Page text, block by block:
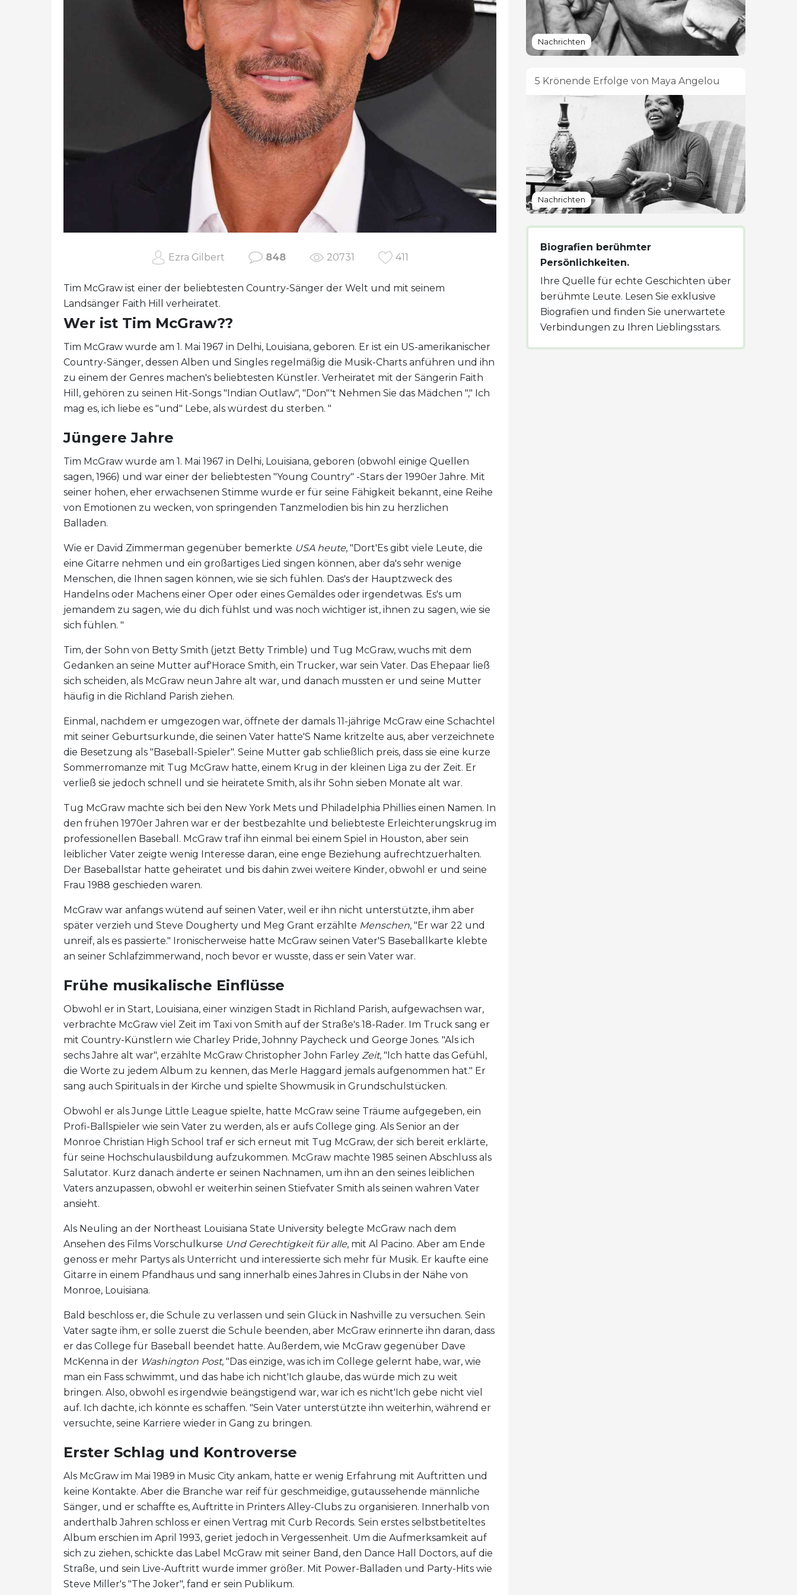
Ezra Gilbert 848 20731 411
Tim McGraw ist einer der beliebtesten Country-Sänger der Welt und mit seinem
Landsänger Faith Hill verheiratet.
Wer ist Tim McGraw??
Tim McGraw wurde am 1. Mai 1967 in Delhi, Louisiana, geboren. Er ist ein US-amerikanischer
Country-Sänger, dessen Alben und Singles regelmäßig die Musik-Charts anführen und ihn
zu einem der Genres machen's beliebtesten Künstler. Verheiratet mit der Sängerin Faith
Hill, gehören zu seinen Hit-Songs "Indian Outlaw", "Don"'t Nehmen Sie das Mädchen "," Ich
mag es, ich liebe es "und" Lebe, als würdest du sterben. "
Jüngere Jahre
Tim McGraw wurde am 1. Mai 1967 in Delhi, Louisiana, geboren (obwohl einige Quellen
sagen, 1966) und war einer der beliebtesten "Young Country" -Stars der 1990er Jahre. Mit
seiner hohen, eher erwachsenen Stimme wurde er für seine Fähigkeit bekannt, eine Reihe
von Emotionen zu wecken, von springenden Tanzmelodien bis hin zu herzlichen
Balladen.
Wie er David Zimmerman gegenüber bemerkte USA heute, "Dort'Es gibt viele Leute, die
eine Gitarre nehmen und ein großartiges Lied singen können, aber da's sehr wenige
Menschen, die Ihnen sagen können, wie sie sich fühlen. Das's der Hauptzweck des
Handelns oder Machens einer Oper oder eines Gemäldes oder irgendetwas. Es's um
jemandem zu sagen, wie du dich fühlst und was noch wichtiger ist, ihnen zu sagen, wie sie
sich fühlen. "
Tim, der Sohn von Betty Smith (jetzt Betty Trimble) und Tug McGraw, wuchs mit dem
Gedanken an seine Mutter auf'Horace Smith, ein Trucker, war sein Vater. Das Ehepaar ließ
sich scheiden, als McGraw neun Jahre alt war, und danach mussten er und seine Mutter
häufig in die Richland Parish ziehen.
Einmal, nachdem er umgezogen war, öffnete der damals 11-jährige McGraw eine Schachtel
mit seiner Geburtsurkunde, die seinen Vater hatte'S Name kritzelte aus, aber verzeichnete
die Besetzung als "Baseball-Spieler". Seine Mutter gab schließlich preis, dass sie eine kurze
Sommerromanze mit Tug McGraw hatte, einem Krug in der kleinen Liga zu der Zeit. Er
verließ sie jedoch schnell und sie heiratete Smith, als ihr Sohn sieben Monate alt war.
Tug McGraw machte sich bei den New York Mets und Philadelphia Phillies einen Namen. In
den frühen 1970er Jahren war er der bestbezahlte und beliebteste Erleichterungskrug im
professionellen Baseball. McGraw traf ihn einmal bei einem Spiel in Houston, aber sein
leiblicher Vater zeigte wenig Interesse daran, eine enge Beziehung aufrechtzuerhalten.
Der Baseballstar hatte geheiratet und bis dahin zwei weitere Kinder, obwohl er und seine
Frau 1988 geschieden waren.
McGraw war anfangs wütend auf seinen Vater, weil er ihn nicht unterstützte, ihm aber
später verzieh und Steve Dougherty und Meg Grant erzählte Menschen, "Er war 22 und
unreif, als es passierte." Ironischerweise hatte McGraw seinen Vater'S Baseballkarte klebte
an seiner Schlafzimmerwand, noch bevor er wusste, dass er sein Vater war.
Frühe musikalische Einflüsse
Obwohl er in Start, Louisiana, einer winzigen Stadt in Richland Parish, aufgewachsen war,
verbrachte McGraw viel Zeit im Taxi von Smith auf der Straße's 18-Rader. Im Truck sang er
mit Country-Künstlern wie Charley Pride, Johnny Paycheck und George Jones. "Als ich
sechs Jahre alt war", erzählte McGraw Christopher John Farley Zeit, "Ich hatte das Gefühl,
die Worte zu jedem Album zu kennen, das Merle Haggard jemals aufgenommen hat." Er
sang auch Spirituals in der Kirche und spielte Showmusik in Grundschulstücken.
Obwohl er als Junge Little League spielte, hatte McGraw seine Träume aufgegeben, ein
Profi-Ballspieler wie sein Vater zu werden, als er aufs College ging. Als Senior an der
Monroe Christian High School traf er sich erneut mit Tug McGraw, der sich bereit erklärte,
für seine Hochschulausbildung aufzukommen. McGraw machte 1985 seinen Abschluss als
Salutator. Kurz danach änderte er seinen Nachnamen, um ihn an den seines leiblichen
Vaters anzupassen, obwohl er weiterhin seinen Stiefvater Smith als seinen wahren Vater
ansieht.
Als Neuling an der Northeast Louisiana State University belegte McGraw nach dem
Ansehen des Films Vorschulkurse Und Gerechtigkeit für alle, mit Al Pacino. Aber am Ende
genoss er mehr Partys als Unterricht und interessierte sich mehr für Musik. Er kaufte eine
Gitarre in einem Pfandhaus und sang innerhalb eines Jahres in Clubs in der Nähe von
Monroe, Louisiana.
Bald beschloss er, die Schule zu verlassen und sein Glück in Nashville zu versuchen. Sein
Vater sagte ihm, er solle zuerst die Schule beenden, aber McGraw erinnerte ihn daran, dass
er das College für Baseball beendet hatte. Außerdem, wie McGraw gegenüber Dave
McKenna in der Washington Post, "Das einzige, was ich im College gelernt habe, war, wie
man ein Fass schwimmt, und das habe ich nicht'Ich glaube, das würde mich zu weit
bringen. Also, obwohl es irgendwie beängstigend war, war ich es nicht'Ich gebe nicht viel
auf. Ich dachte, ich könnte es schaffen. "Sein Vater unterstützte ihn weiterhin, während er
versuchte, seine Karriere wieder in Gang zu bringen.
Erster Schlag und Kontroverse
Als McGraw im Mai 1989 in Music City ankam, hatte er wenig Erfahrung mit Auftritten und
keine Kontakte. Aber die Branche war reif für geschmeidige, gutaussehende männliche
Sänger, und er schaffte es, Auftritte in Printers Alley-Clubs zu organisieren. Innerhalb von
anderthalb Jahren schloss er einen Vertrag mit Curb Records. Sein erstes selbstbetiteltes
Album erschien im April 1993, geriet jedoch in Vergessenheit. Um die Aufmerksamkeit auf
sich zu ziehen, schickte das Label McGraw mit seiner Band, den Dance Hall Doctors, auf die
Straße, und sein Live-Auftritt wurde immer größer. Mit Power-Balladen und Party-Hits wie
Steve Miller's "The Joker", fand er sein Publikum.
Nachrichten
5 Krönende Erfolge von Maya Angelou
Nachrichten
Biografien berühmter
Persönlichkeiten.
Ihre Quelle für echte Geschichten über
berühmte Leute. Lesen Sie exklusive
Biografien und finden Sie unerwartete
Verbindungen zu Ihren Lieblingsstars.